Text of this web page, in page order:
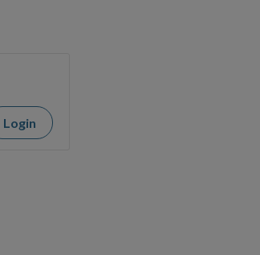
Login